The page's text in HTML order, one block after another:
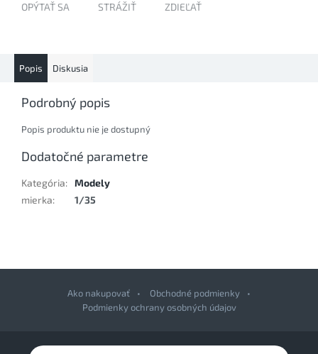
OPÝTAŤ SA STRÁŽIŤ ZDIEĽAŤ
Popis Diskusia
Podrobný popis
Popis produktu nie je dostupný
Dodatočné parametre
Kategória: Modely
mierka: 1/35
Ako nakupovať
Obchodné podmienky
Podmienky ochrany osobných údajov